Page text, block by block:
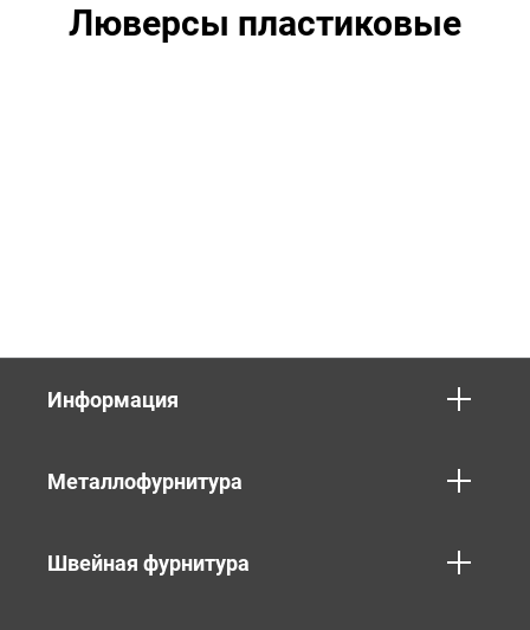
Люверсы пластиковые
Информация
Металлофурнитура
Швейная фурнитура